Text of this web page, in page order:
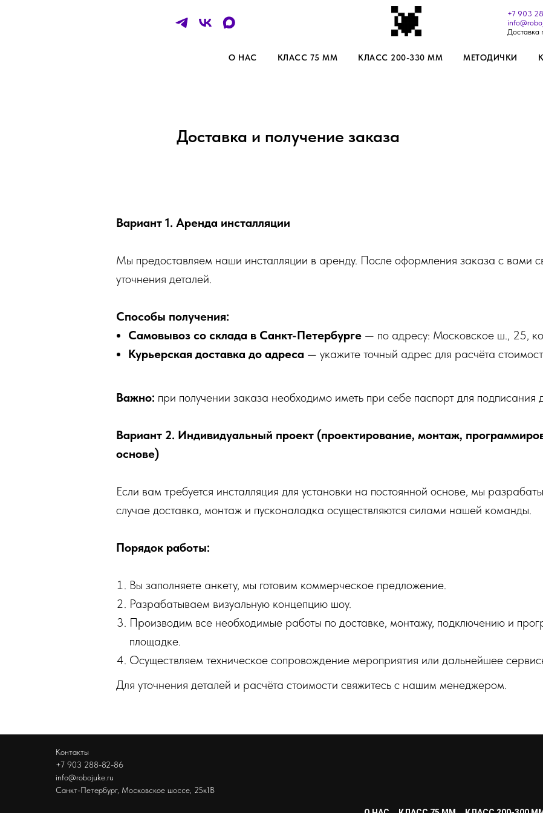
+7 903
Доставка
О НАС КЛАСС 75 ММ КЛАСС 200-330 ММ МЕТОДИЧКИ
Доставка и получение заказа
Вариант 1. Аренда инсталляции
Мы предоставляем наши инсталляции в аренду. После оформления заказа с вами
уточнения деталей.
Способы получения:
Самовывоз со склада в Санкт-Петербурге — по адресу: Московское ш., 25,
Курьерская доставка до адреса — укажите точный адрес для расчёта
Важно: при получении заказа необходимо иметь при себе паспорт для подписания
Вариант 2. Индивидуальный проект (проектирование, монтаж,
основе)
Если вам требуется инсталляция для установки на постоянной основе, мы
случае доставка, монтаж и пусконаладка осуществляются силами нашей команды.
Порядок работы:
Вы заполняете анкету, мы готовим коммерческое предложение.
Разрабатываем визуальную концепцию шоу.
Производим все необходимые работы по доставке, монтажу, подключению и
площадке.
Осуществляем техническое сопровождение мероприятия или дальнейшее
Для уточнения деталей и расчёта стоимости свяжитесь с нашим менеджером.
Контакты
+7 903 288-82-86
info@robojuke.ru
Санкт-Петербург, Московское шоссе, 25к1В